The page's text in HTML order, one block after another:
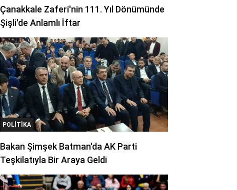
Çanakkale Zaferi'nin 111. Yıl Dönümünde
Şişli'de Anlamlı İftar
POLITIKA
Bakan Şimşek Batman'da AK Parti
Teşkilatıyla Bir Araya Geldi